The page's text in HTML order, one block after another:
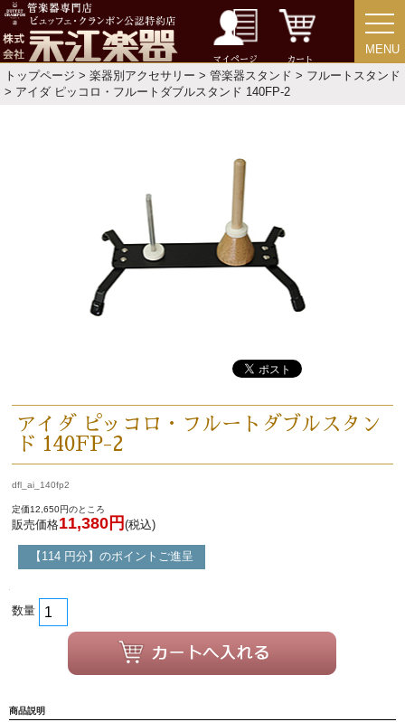
マイページ カート
MENU
MENU
トップページ > 楽器別アクセサリー > 管楽器スタンド > フルートスタンド
> アイダ ピッコロ・フルートダブルスタンド 140FP-2
アイダ ピッコロ・フルートダブルスタン
ド 140FP-2
dfl_ai_140fp2
定価12,650円のところ
販売価格11,380円 (税込)
【114 円分】のポイントご進呈
数量
商品説明
CD
中古・アウトレット
今月のお買い得品
目的・用途別で楽器を探す
初級・中級・上級で探す
永江楽器人気コンテンツ
新商品・新規取り扱い商品
セール・イベント情報